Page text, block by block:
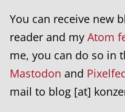
You can receive new
reader and my Atom
me, you can do so in
Mastodon and
mail to blog [at]